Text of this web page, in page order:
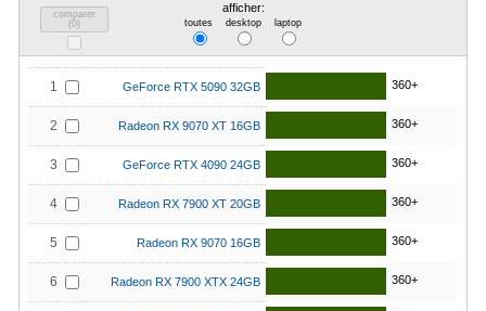
comparer
(0)
afficher:
toutes desktop laptop
1 GeForce RTX 5090 32GB 360+
2 Radeon RX 9070 XT 16GB 360+
3 GeForce RTX 4090 24GB 360+
4 Radeon RX 7900 XT 20GB 360+
5 Radeon RX 9070 16GB 360+
6 Radeon RX 7900 XTX 24GB 360+